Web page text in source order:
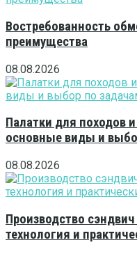
Востребованность
преимущества
08.08.2026
Палатки для походов
основные виды и
08.08.2026
Производство
технология и